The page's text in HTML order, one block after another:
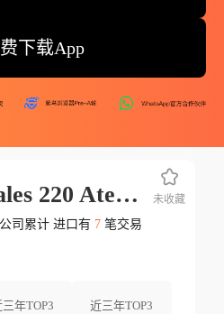
下载App
Av Los Frutales 220 Ate Vitarte
司累计 进口有 7笔交易
年TOP3
近三年TOP3
未收藏